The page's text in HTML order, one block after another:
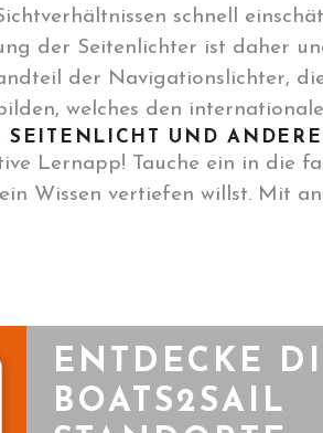
schnell
der Seitenlichter ist daher
der Navigationslichter,
welches den
UND
Lernapp! Tauche ein in die
Wissen vertiefen willst. Mit
ENTDECKE
BOATS2SAIL